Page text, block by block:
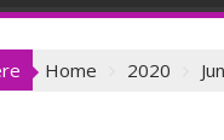
Home 2020